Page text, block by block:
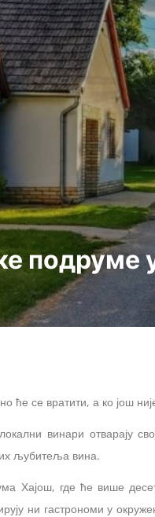
подруме
ће се вратити, а ко још
винари отварају
љубитеља вина.
Хајош, где ће више
ни гастрономи у